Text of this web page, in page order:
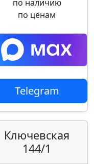
по наличию
по ценам
Telegram
Ключевская
144/1